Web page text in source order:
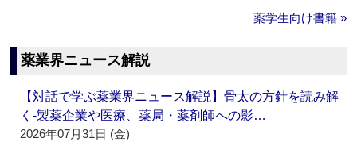
薬学生向け書籍 »
薬業界ニュース解説
【対話で学ぶ薬業界ニュース解説】骨太の方針を読み解
く‐製薬企業や医療、薬局・薬剤師への影…
2026年07月31日 (金)